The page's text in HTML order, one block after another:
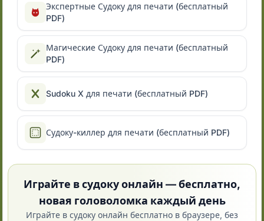
Экспертные Судоку для печати (бесплатный
PDF)
Магические Судоку для печати (бесплатный
PDF)
Sudoku X для печати (бесплатный PDF)
Судоку-киллер для печати (бесплатный PDF)
Играйте в судоку онлайн — бесплатно,
новая головоломка каждый день
Играйте в судоку онлайн бесплатно в браузере, без